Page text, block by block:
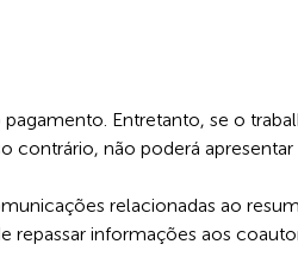
Entretanto, se o
contrário, não poderá
relacionadas ao
repassar informações aos